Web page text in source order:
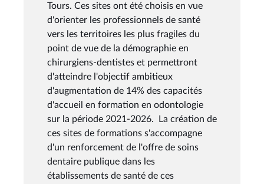
Tours. Ces sites ont été choisis en vue
d'orienter les professionnels de santé
vers les territoires les plus fragiles du
point de vue de la démographie en
chirurgiens-dentistes et permettront
d'atteindre l'objectif ambitieux
d'augmentation de 14% des capacités
d'accueil en formation en odontologie
sur la période 2021-2026. La création de
ces sites de formations s'accompagne
d'un renforcement de l'offre de soins
dentaire publique dans les
établissements de santé de ces